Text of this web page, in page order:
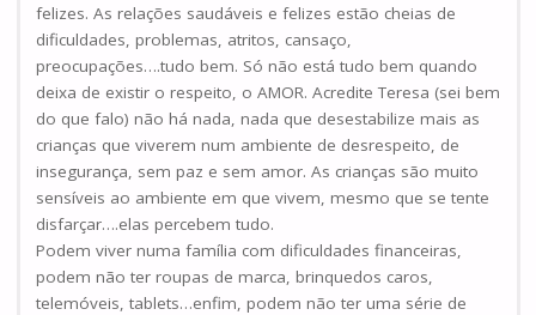
felizes. As relações saudáveis e felizes estão cheias de
dificuldades, problemas, atritos, cansaço,
preocupações….tudo bem. Só não está tudo bem quando
deixa de existir o respeito, o AMOR. Acredite Teresa (sei bem
do que falo) não há nada, nada que desestabilize mais as
crianças que viverem num ambiente de desrespeito, de
insegurança, sem paz e sem amor. As crianças são muito
sensíveis ao ambiente em que vivem, mesmo que se tente
disfarçar….elas percebem tudo.
Podem viver numa família com dificuldades financeiras,
podem não ter roupas de marca, brinquedos caros,
telemóveis, tablets…enfim, podem não ter uma série de